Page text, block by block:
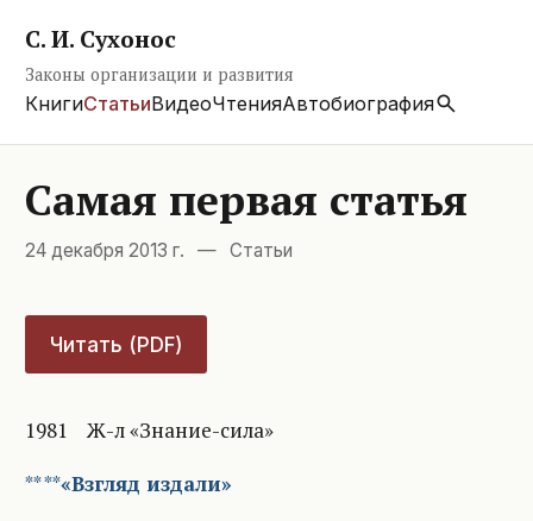
С. И. Сухонос
Законы организации и развития
КнигиСтатьиВидеоЧтенияАвтобиография
Самая первая статья
24 декабря 2013 г. — Статьи
Читать (PDF)
1981 Ж-л «Знание-сила»
** **«Взгляд издали»